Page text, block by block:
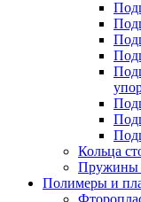
Кольца
Пружины
Полимеры и